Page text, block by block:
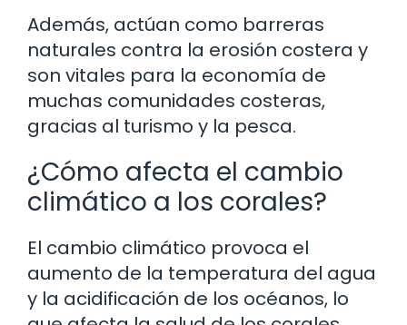
Además, actúan como barreras
naturales contra la erosión costera y
son vitales para la economía de
muchas comunidades costeras,
gracias al turismo y la pesca.
¿Cómo afecta el cambio
climático a los corales?
El cambio climático provoca el
aumento de la temperatura del agua
y la acidificación de los océanos, lo